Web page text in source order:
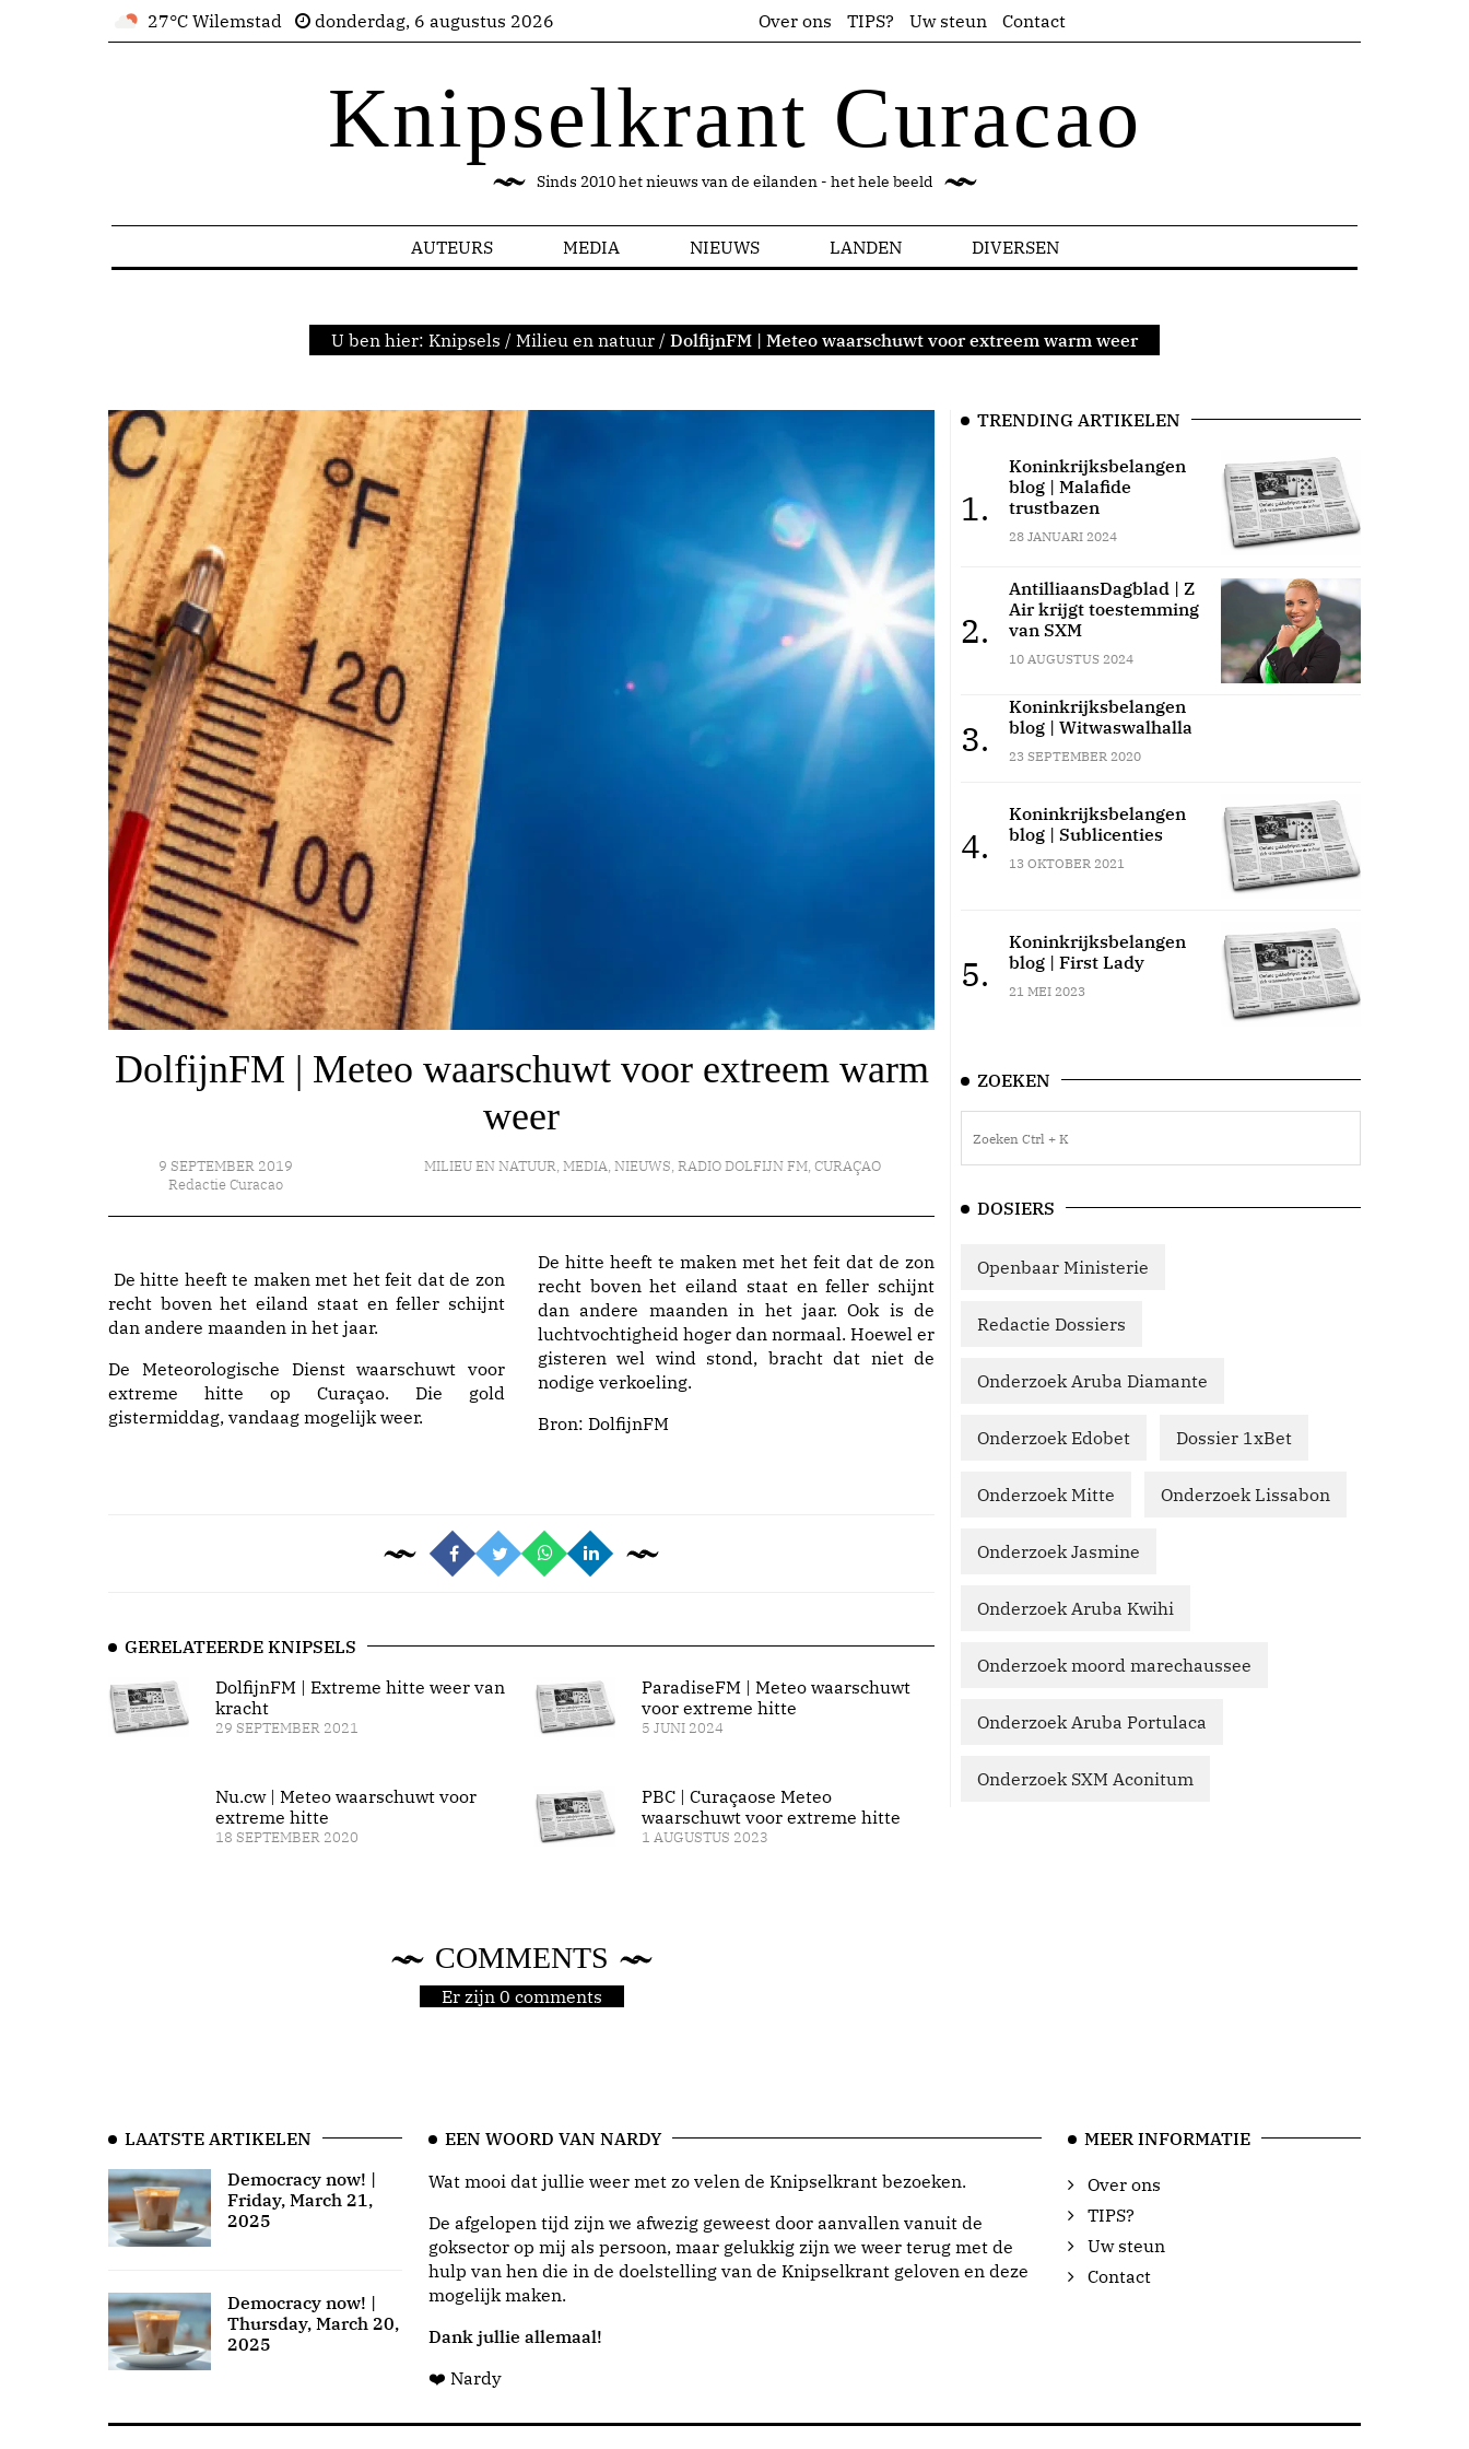
27°C Wilemstad donderdag, 6 augustus 2026 Over ons TIPS? Uw steun Contact
Knipselkrant Curacao
Sinds 2010 het nieuws van de eilanden - het hele beeld
AUTEURS MEDIA NIEUWS LANDEN DIVERSEN
U ben hier: Knipsels / Milieu en natuur / DolfijnFM | Meteo waarschuwt voor extreem warm weer
DolfijnFM | Meteo waarschuwt voor extreem warm
weer
9 SEPTEMBER 2019
Redactie Curacao
MILIEU EN NATUUR, MEDIA, NIEUWS, RADIO DOLFIJN FM, CURAÇAO
De hitte heeft te maken met het feit dat de zon
recht boven het eiland staat en feller schijnt
dan andere maanden in het jaar.
De Meteorologische Dienst waarschuwt voor
extreme hitte op Curaçao. Die gold
gistermiddag, vandaag mogelijk weer.
De hitte heeft te maken met het feit dat de zon
recht boven het eiland staat en feller schijnt
dan andere maanden in het jaar. Ook is de
luchtvochtigheid hoger dan normaal. Hoewel er
gisteren wel wind stond, bracht dat niet de
nodige verkoeling.
Bron: DolfijnFM
GERELATEERDE KNIPSELS
DolfijnFM | Extreme hitte weer van
kracht
29 SEPTEMBER 2021
Nu.cw | Meteo waarschuwt voor
extreme hitte
18 SEPTEMBER 2020
ParadiseFM | Meteo waarschuwt
voor extreme hitte
5 JUNI 2024
PBC | Curaçaose Meteo
waarschuwt voor extreme hitte
1 AUGUSTUS 2023
COMMENTS
Er zijn 0 comments
TRENDING ARTIKELEN
1.
Koninkrijksbelangen
blog | Malafide
trustbazen
28 JANUARI 2024
2.
AntilliaansDagblad | Z
Air krijgt toestemming
van SXM
10 AUGUSTUS 2024
3.
Koninkrijksbelangen
blog | Witwaswalhalla
23 SEPTEMBER 2020
4.
Koninkrijksbelangen
blog | Sublicenties
13 OKTOBER 2021
5.
Koninkrijksbelangen
blog | First Lady
21 MEI 2023
ZOEKEN
DOSIERS
Openbaar Ministerie
Redactie Dossiers
Onderzoek Aruba Diamante
Onderzoek Edobet Dossier 1xBet
Onderzoek Mitte Onderzoek Lissabon
Onderzoek Jasmine
Onderzoek Aruba Kwihi
Onderzoek moord marechaussee
Onderzoek Aruba Portulaca
Onderzoek SXM Aconitum
LAATSTE ARTIKELEN
Democracy now! |
Friday, March 21,
2025
Democracy now! |
Thursday, March 20,
2025
EEN WOORD VAN NARDY
Wat mooi dat jullie weer met zo velen de Knipselkrant bezoeken.
De afgelopen tijd zijn we afwezig geweest door aanvallen vanuit de
goksector op mij als persoon, maar gelukkig zijn we weer terug met de
hulp van hen die in de doelstelling van de Knipselkrant geloven en deze
mogelijk maken.
Dank jullie allemaal!
❤️ Nardy
MEER INFORMATIE
Over ons
TIPS?
Uw steun
Contact